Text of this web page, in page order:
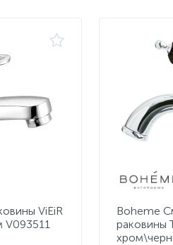
ViEiR
V093511
Boheme
раковины